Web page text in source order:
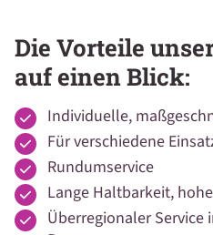
Die Vorteile
auf einen Blick:
Individuelle,
Für verschiedene
Rundumservice
Lange Haltbarkeit,
Überregionaler Service